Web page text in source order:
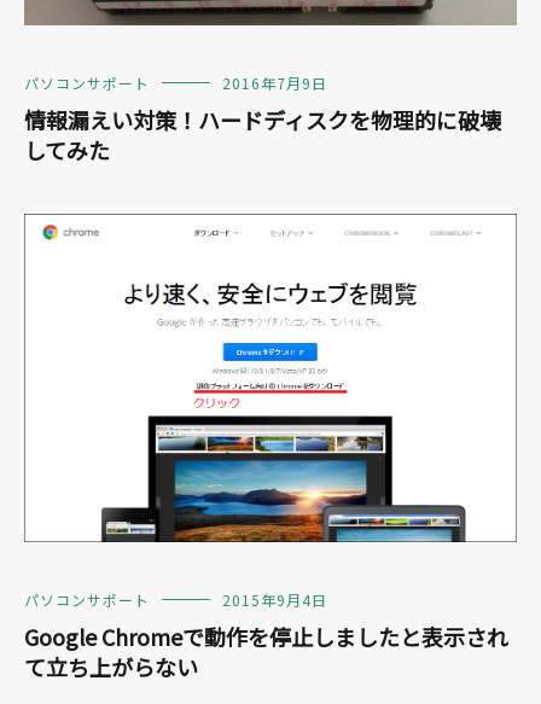
パソコンサポート 2016年7月9日
情報漏えい対策！ハードディスクを物理的に破壊
してみた
パソコンサポート 2015年9月4日
Google Chromeで動作を停止しましたと表示され
て立ち上がらない